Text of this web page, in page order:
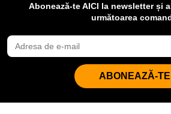
Abonează-te AICI la newsletter și
următoarea
ABONEAZĂ-TE